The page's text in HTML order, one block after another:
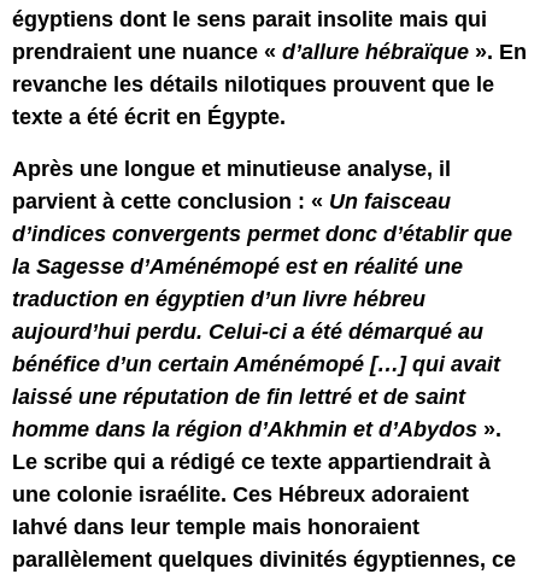
égyptiens dont le sens parait insolite mais qui
prendraient une nuance « d’allure hébraïque ». En
revanche les détails nilotiques prouvent que le
texte a été écrit en Égypte.
Après une longue et minutieuse analyse, il
parvient à cette conclusion : « Un faisceau
d’indices convergents permet donc d’établir que
la Sagesse d’Aménémopé est en réalité une
traduction en égyptien d’un livre hébreu
aujourd’hui perdu. Celui-ci a été démarqué au
bénéfice d’un certain Aménémopé […] qui avait
laissé une réputation de fin lettré et de saint
homme dans la région d’Akhmin et d’Abydos ».
Le scribe qui a rédigé ce texte appartiendrait à
une colonie israélite. Ces Hébreux adoraient
Iahvé dans leur temple mais honoraient
parallèlement quelques divinités égyptiennes, ce